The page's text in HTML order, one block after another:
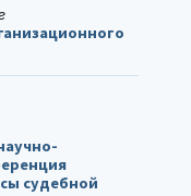
судебной